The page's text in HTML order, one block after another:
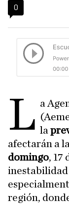
0
L a
la
afectarán a la
domingo, 17
región,